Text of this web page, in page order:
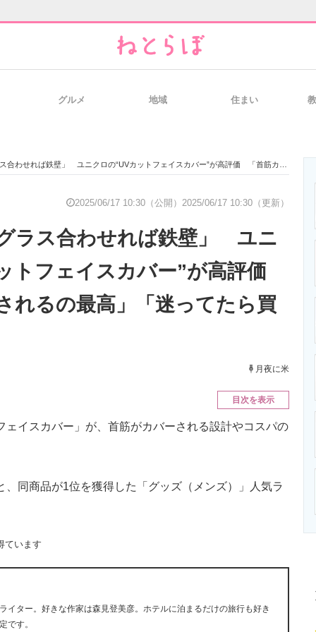
経営リーダー
製造業のIT導入
エネルギーの
グルメ 地域 住まい
れば鉄壁」 ユニクロの“UVカットフェイスカバー”が高評価 「首筋カバーされるの最高」「迷ってたら買い！」
2025/06/17 10:30（公開） 2025/06/17 10:30（更新）
ラス合わせれば鉄壁」 ユニ
トフェイスカバー”が高評価
れるの最高」「迷ってたら買
月夜に米
目次を表示
イスカバー」が、首筋がカバーされる設計やコスパの
同商品が1位を獲得した「グッズ（メンズ）」人気ラ
ています
イター。好きな作家は森見登美彦。ホテルに泊まるだけの旅行も好き
です。